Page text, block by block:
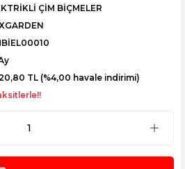
ÇİM BİÇMELER
TL (%4,00 havale indirimi)